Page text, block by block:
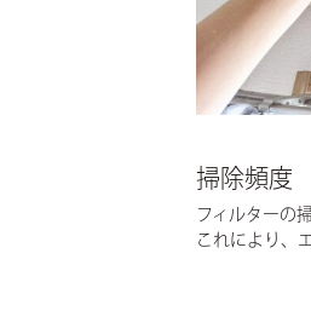
掃除頻度
フィルターの
これにより、